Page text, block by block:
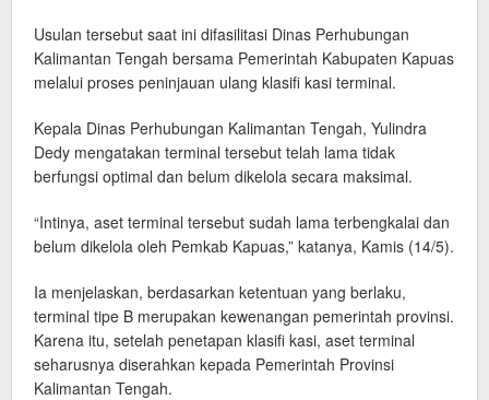
Usulan tersebut saat ini difasilitasi Dinas Perhubungan
Kalimantan Tengah bersama Pemerintah Kabupaten Kapuas
melalui proses peninjauan ulang klasifi kasi terminal.
Kepala Dinas Perhubungan Kalimantan Tengah, Yulindra
Dedy mengatakan terminal tersebut telah lama tidak
berfungsi optimal dan belum dikelola secara maksimal.
“Intinya, aset terminal tersebut sudah lama terbengkalai dan
belum dikelola oleh Pemkab Kapuas,” katanya, Kamis (14/5).
Ia menjelaskan, berdasarkan ketentuan yang berlaku,
terminal tipe B merupakan kewenangan pemerintah provinsi.
Karena itu, setelah penetapan klasifi kasi, aset terminal
seharusnya diserahkan kepada Pemerintah Provinsi
Kalimantan Tengah.